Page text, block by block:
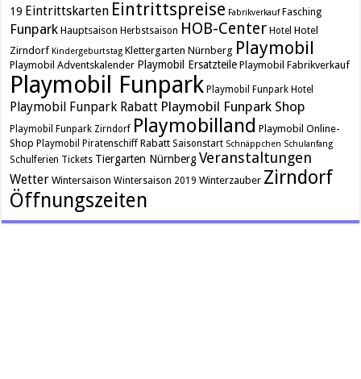
19 Eintrittskarten Eintrittspreise Fabrikverkauf Fasching
Funpark Hauptsaison Herbstsaison HOB-Center Hotel Hotel
Zirndorf Kindergeburtstag Klettergarten Nürnberg Playmobil
Playmobil Adventskalender Playmobil Ersatzteile Playmobil Fabrikverkauf
Playmobil Funpark Playmobil Funpark Hotel
Playmobil Funpark Rabatt Playmobil Funpark Shop
Playmobil Funpark Zirndorf Playmobilland Playmobil Online-
Shop Playmobil Piratenschiff Rabatt Saisonstart Schnäppchen Schulanfang
Schulferien Tickets Tiergarten Nürnberg Veranstaltungen
Wetter Wintersaison Wintersaison 2019 Winterzauber Zirndorf
Öffnungszeiten